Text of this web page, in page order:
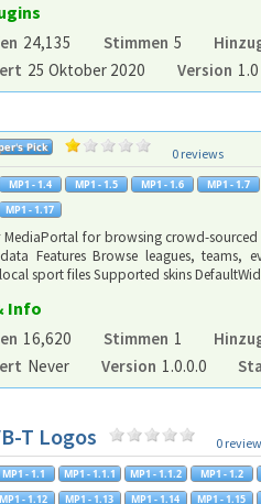
24,135 Stimmen 5
25 Oktober 2020 Version 1.0
0 reviews
for browsing crowd-
Features Browse leagues, teams,
sport files Supported skins
Info
16,620 Stimmen 1
Never Version 1.0.0.0
T Logos 0